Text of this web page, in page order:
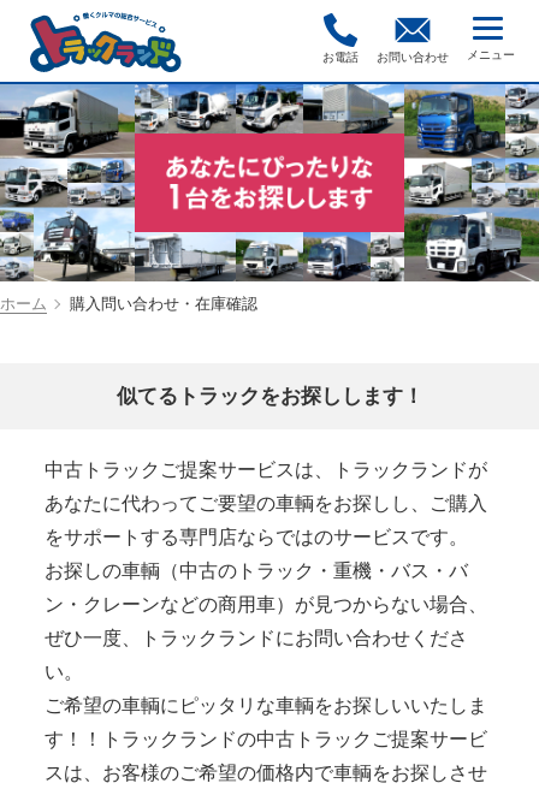
お電話 お問い合わせ
ホーム 購入問い合わせ・在庫確認
似てるトラックをお探しします！
中古トラックご提案サービスは、トラックランドが
あなたに代わってご要望の車輌をお探しし、ご購入
をサポートする専門店ならではのサービスです。
お探しの車輌（中古のトラック・重機・バス・バ
ン・クレーンなどの商用車）が見つからない場合、
ぜひ一度、トラックランドにお問い合わせくださ
い。
ご希望の車輌にピッタリな車輌をお探しいいたしま
す！！トラックランドの中古トラックご提案サービ
スは、お客様のご希望の価格内で車輌をお探しさせ